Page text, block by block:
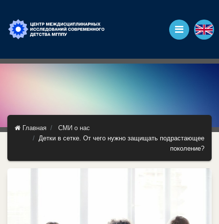
Главная
СМИ о нас
Детки в сетке. От чего нужно защищать подрастающее
поколение?